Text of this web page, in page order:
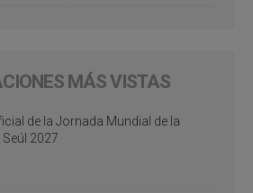
MÁS VISTAS
de la Jornada Mundial de la
2027